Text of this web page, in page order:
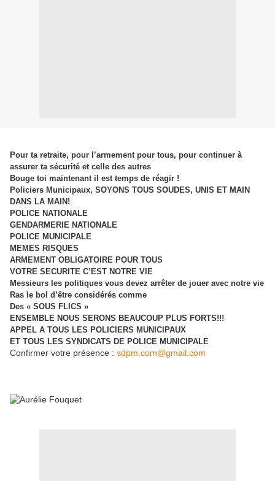
Pour ta retraite, pour l’armement pour tous, pour continuer à
assurer ta sécurité et celle des autres
Bouge toi maintenant il est temps de réagir !
Policiers Municipaux, SOYONS TOUS SOUDES, UNIS ET MAIN
DANS LA MAIN!
POLI CE NATIONALE
GENDARMERIE NATIONALE
POLICE MUNICIPALE
MEMES RISQUES
ARMEMENT OBLIGATOIRE POUR TOUS
VOTRE SECURITE C’EST NOTRE VIE
Messieurs les politiques vous devez arrêter de jouer avec notre vie
Ras le bol d’être considérés comme
Des « SOUS FLICS »
ENSEMBLE NOUS SERONS BEAUCOUP PLUS FORTS!!!
APPEL A TOUS LES POLICIERS MUNICIPAUX
ET TOUS LES SYNDICATS DE POLICE MUNICIPALE
Confirmer votre présence : sdpm.com@gmail.com